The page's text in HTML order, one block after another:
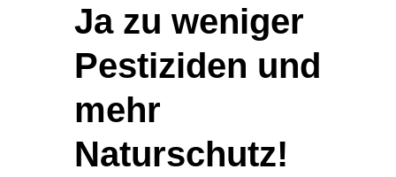
Ja zu weniger
Pestiziden und
mehr
Naturschutz!